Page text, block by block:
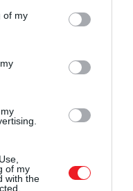
You may click to
its third-party tags to
in below Google
of my
of my
with the
legnépszerűbb brit
bár télen általában
nappal nyitva